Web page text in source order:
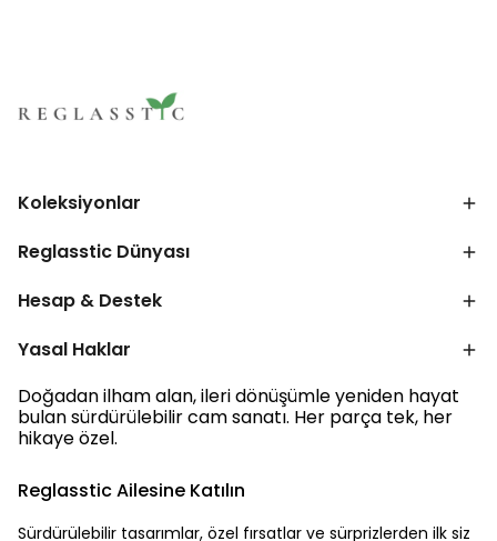
Koleksiyonlar
Reglasstic Dünyası
Hesap & Destek
Yasal Haklar
Doğadan ilham alan, ileri dönüşümle yeniden hayat
bulan sürdürülebilir cam sanatı. Her parça tek, her
hikaye özel.
Reglasstic Ailesine Katılın
Sürdürülebilir tasarımlar, özel fırsatlar ve sürprizlerden ilk siz